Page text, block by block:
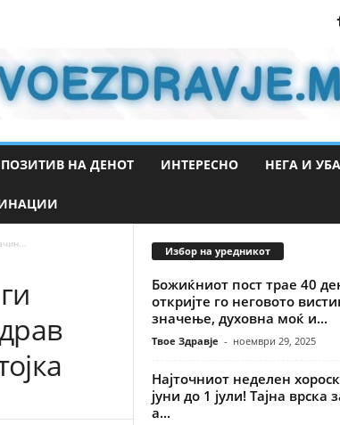
ПОЗИТИВ НА ДЕНОТ ИНТЕРЕСНО НЕГА И
Избор на уредникот
Божиќниот пост трае 40
откријте го неговото
значење, духовна моќ и...
Твое Здравје - ноември 29, 2025
Најточниот неделен
јуни до 1 јули! Тајна врска
а...